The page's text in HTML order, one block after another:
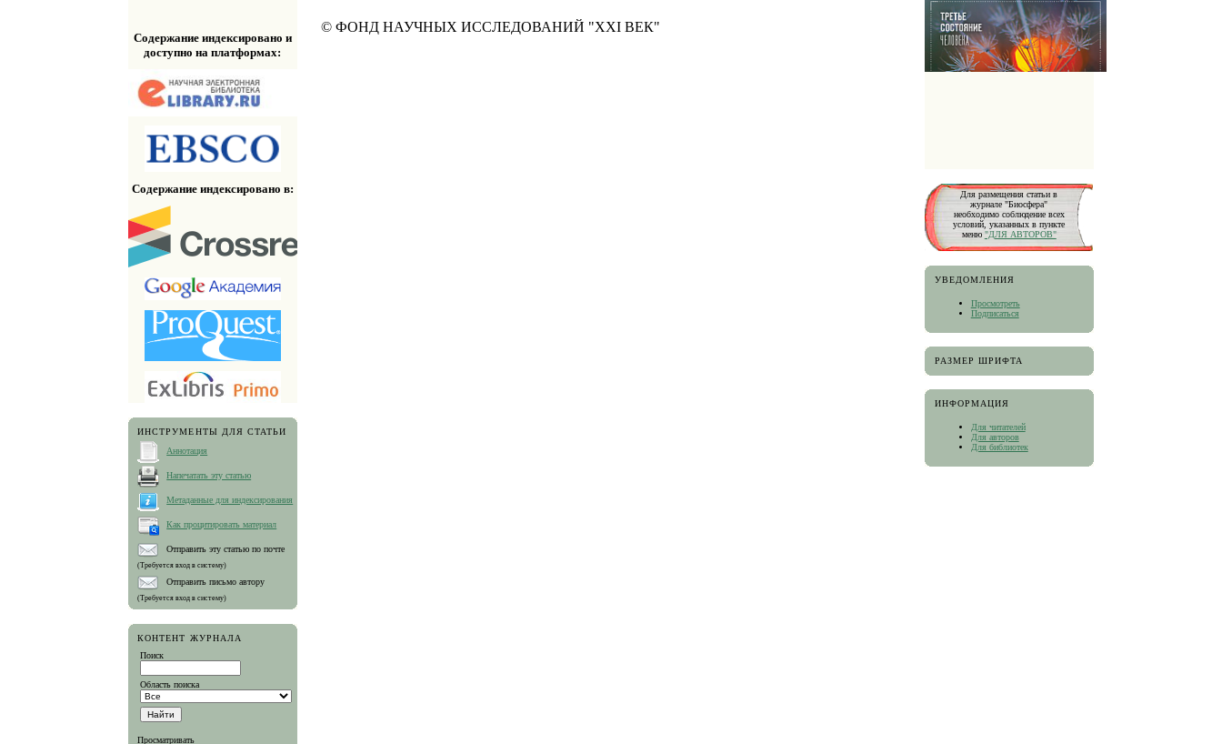
Содержание индексировано и
доступно на платформах:
Содержание индексировано в:
ИНСТРУМЕНТЫ ДЛЯ СТАТЬИ
Аннотация
Напечатать эту статью
Метаданные для индексирования
Как процитировать материал
Отправить эту статью по почте
(Требуется вход в систему)
Отправить письмо автору
(Требуется вход в систему)
КОНТЕНТ ЖУРНАЛА
Поиск
Область поиска
Просматривать
Для размещения статьи в
журнале "Биосфера"
необходимо соблюдение всех
условий, указанных в пункте
меню "ДЛЯ АВТОРОВ"
УВЕДОМЛЕНИЯ
Просмотреть
Подписаться
РАЗМЕР ШРИФТА
ИНФОРМАЦИЯ
Для читателей
Для авторов
Для библиотек
© ФОНД НАУЧНЫХ ИССЛЕДОВАНИЙ "XXI ВЕК"